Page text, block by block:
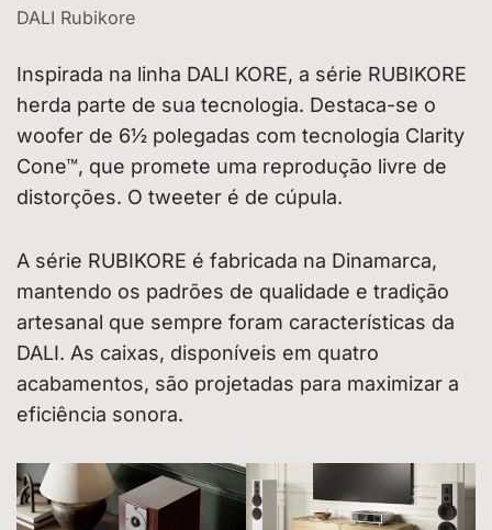
DALI Rubikore
Inspirada na linha DALI KORE, a série RUBIKORE
herda parte de sua tecnologia. Destaca-se o
woofer de 6½ polegadas com tecnologia Clarity
Cone™, que promete uma reprodução livre de
distorções. O tweeter é de cúpula.
A série RUBIKORE é fabricada na Dinamarca,
mantendo os padrões de qualidade e tradição
artesanal que sempre foram características da
DALI. As caixas, disponíveis em quatro
acabamentos, são projetadas para maximizar a
eficiência sonora.